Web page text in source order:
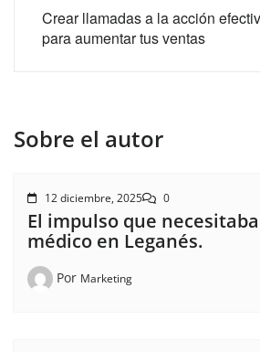
Crear llamadas a la acción
para aumentar tus ventas
Sobre el autor
12 diciembre, 2025 0
El impulso que
médico en Leganés.
Por Marketing